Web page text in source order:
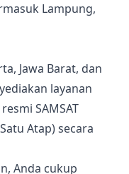
Lampung,
Jawa Barat, dan
layanan
SAMSAT
Atap) secara
Anda cukup